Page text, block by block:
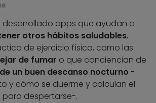
desarrollado apps que ayudan a
otros hábitos saludables,
de ejercicio físico, como las
de fumar o que conciencian de
un buen descanso nocturno -
y cómo se duerme y calculan el
despertarse-.